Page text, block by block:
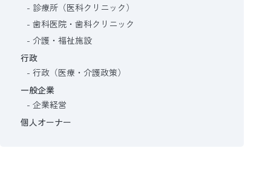
診療所（医科クリニック）
歯科医院・歯科クリニック
介護・福祉施設
行政
行政（医療・介護政策）
一般企業
企業経営
個人オーナー